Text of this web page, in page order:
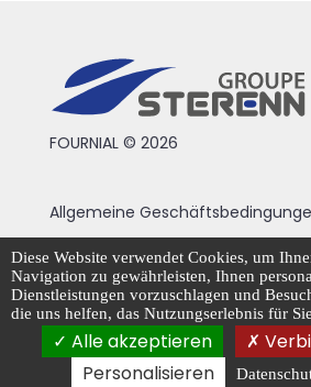
FOURNIAL © 2026
Allgemeine
Rechtliche Hinweise
Datenschutzrichtlinie
Cookie-Management
Diese Website verwendet Cookies, um
Navigation zu gewährleisten, Ihnen
Dienstleistungen vorzuschlagen und
die uns helfen, das Nutzungserlebnis für
Alle akzeptieren
Personalisieren